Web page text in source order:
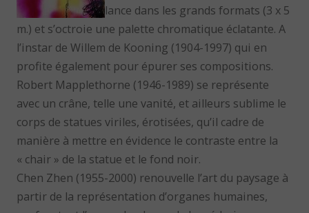
lance dans les grands formats (3 x 5
m.) et s’octroie une palette chromatique éclatante. A
l’instar de Willem de Kooning (1904-1997) qui en
profite également pour épurer ses compositions.
Robert Mapplethorne (1946-1989) se représente
avec un crâne, telle une vanité, et ailleurs sublime le
corps de statues viriles, érotisées, qu’il cadre de
manière à mettre en évidence le contraste entre la
« chair » de la statue et le fond noir.
Chen Zhen (1955-2000) renouvelle l’art du paysage à
partir de la représentation d’organes humaines,